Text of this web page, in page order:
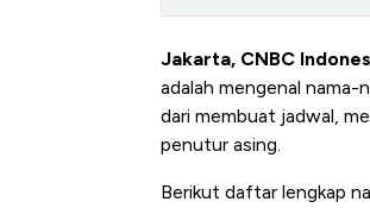
Jakarta, CNBC
adalah mengenal nama-
dari membuat jadwal,
penutur asing.
Berikut daftar lengkap